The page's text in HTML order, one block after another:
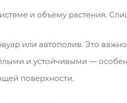
и объёму растения.
или автополив. Это
и устойчивыми —
поверхности.